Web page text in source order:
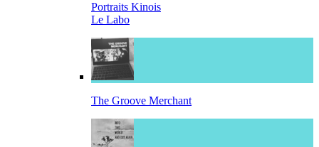
Portraits Kinois
Le Labo
The Groove Merchant